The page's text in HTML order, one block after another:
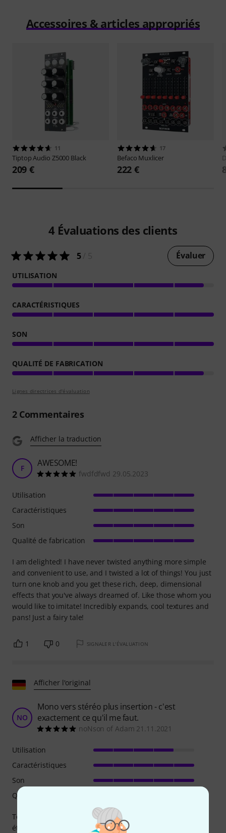
Accessoires & articles appropriés
11
Tiptop Audio Z5000 Black
209 €
17
Befaco Muxlicer
222 €
4 Évaluations des clients
5/ 5 Évaluer
UTILISATION
CARACTÉRISTIQUES
SON
QUALITÉ DE FABRICATION
Lignes directrices d'évaluation
2Commentaires
Afficher la traduction
F AWESOME!
fwdfdfwd 29.05.2023
I am delighted! I have never twisted anything more simple
and convenient to use, and I twisted a lot of things! You just
turn one knob and you get these rich, deep, dimensional
effects that you've always dreamed of. Like those whom you
would like to imitate! Incredibly expands, cool textures and
pans! Just a fairy tale!
Utilisation
Caractéristiques
Son
Qualité de fabrication
1 0 SIGNALER L'ÉVALUATION
Afficher l'original
NO
Mono vers stéréo plus insertion - c'est
exactement ce qu'il me faut.
noNson of Adam 21.11.2021
Tout d'abord, les algorithmes stéréo fonctionnent
étonnamment bien. Cette fonctionnalité, combinée à la
Utilisation
Caractéristiques
Son
Qualité de fabrication